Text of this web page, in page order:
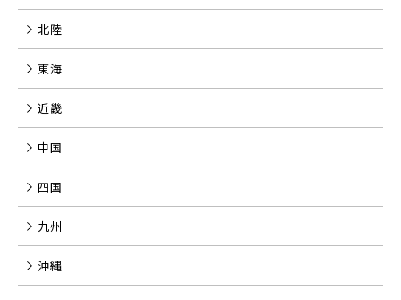
北陸
東海
近畿
中国
四国
九州
沖縄